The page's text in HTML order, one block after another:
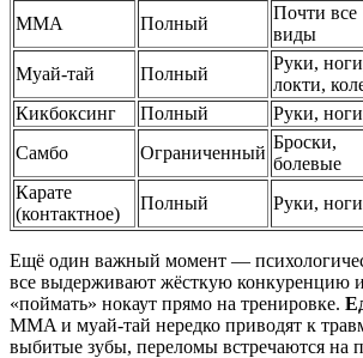
ММА
Полный
Почти все
виды
Муай-тай Полный
Руки,
локти,
Кикбоксинг
Полный Руки, ноги
Самбо
Ограниченный
Броски,
болевые
Карате
(контактное)
Полный Руки, ноги
Ещё один важный момент —
все выдерживают жёсткую конкуренцию
«поймать» нокаут прямо на тренировке.
MMA и муай-тай нередко приводят к
выбитые зубы, переломы встречаются на